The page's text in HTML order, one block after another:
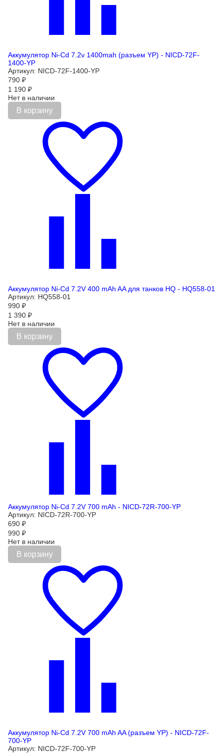
Аккумулятор Ni-Cd 7.2v 1400mah (разъем YP) - NICD-72F-
1400-YP
Артикул: NICD-72F-1400-YP
790 ₽
1 190 ₽
Нет в наличии
В корзину
Аккумулятор Ni-Cd 7.2V 400 mAh AA для танков HQ - HQ558-01
Артикул: HQ558-01
990 ₽
1 390 ₽
Нет в наличии
В корзину
Аккумулятор Ni-Cd 7.2V 700 mAh - NICD-72R-700-YP
Артикул: NICD-72R-700-YP
690 ₽
990 ₽
Нет в наличии
В корзину
Аккумулятор Ni-Cd 7.2V 700 mAh AA (разъем YP) - NICD-72F-
700-YP
Артикул: NICD-72F-700-YP